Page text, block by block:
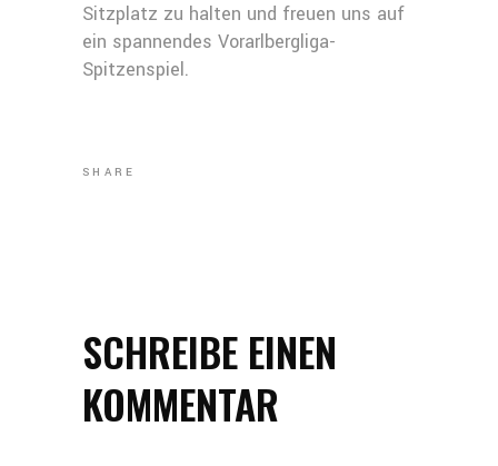
Sitzplatz zu halten und freuen uns auf
ein spannendes Vorarlbergliga-
Spitzenspiel.
SHARE
SCHREIBE EINEN
KOMMENTAR